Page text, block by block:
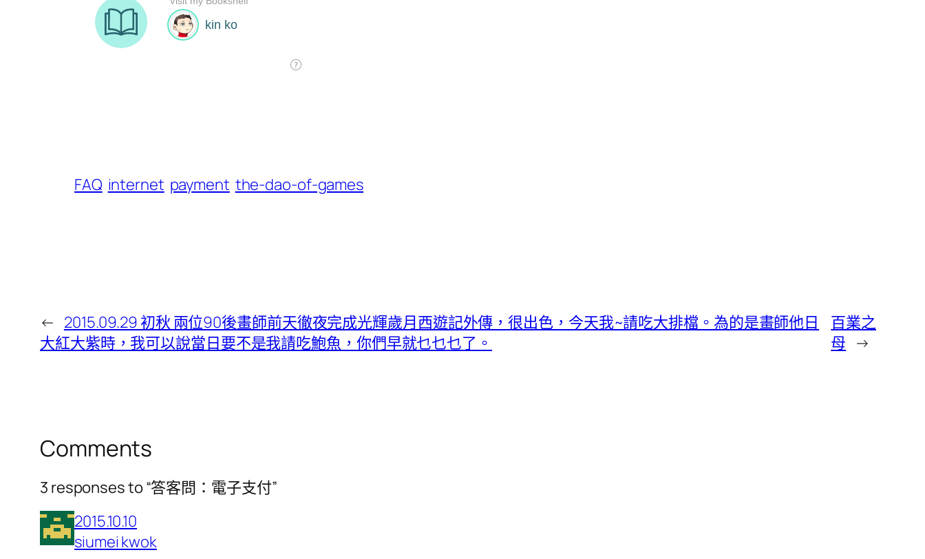
FAQ internet payment the-dao-of-games
← 2015.09.29 初秋 兩位90後畫師前天徹夜完成光輝歲月西遊記外傳，很出色，今天我~請吃大排檔。為的是畫師他日
大紅大紫時，我可以說當日要不是我請吃鮑魚，你們早就乜乜乜了。
百業之
母 →
Comments
3 responses to “答客問：電子支付”
2015.10.10
siumei kwok